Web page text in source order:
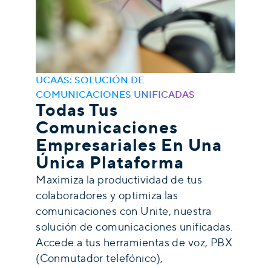
UCAAS: SOLUCIÓN DE
COMUNICACIONES UNIFICADAS
Todas Tus
Comunicaciones
Empresariales En Una
Única Plataforma
Maximiza la productividad de tus
colaboradores y optimiza las
comunicaciones con Unite, nuestra
solución de comunicaciones unificadas.
Accede a tus herramientas de voz, PBX
(Conmutador telefónico),